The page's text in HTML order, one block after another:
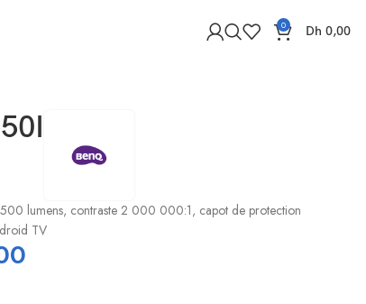
0 Dh 0,00
lumens, contraste 2 000 000:1, capot de protection
TV